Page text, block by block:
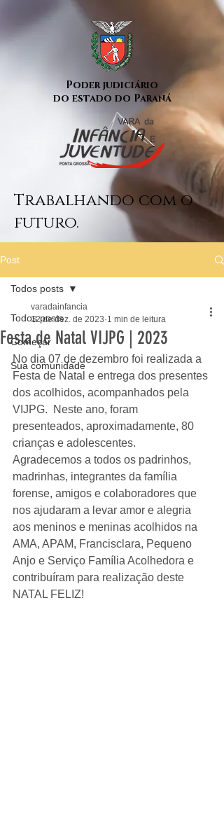
Poder judiciário
do estado do Paraná
Trabalhando com o
futuro.
Post
Todos posts
Começar
Sua comunidade
Todos posts
Festa de Natal VIJPG | 2023
varadainfancia
12 de dez. de 2023 1 min de leitura
No dia 07 de dezembro foi realizada a
Festa de Natal e entrega dos presentes
dos acolhidos, acompanhados pela
VIJPG.  Neste ano, foram
presenteados, aproximadamente, 80
crianças e adolescentes.
Agradecemos a todos os padrinhos,
madrinhas, integrantes da família
forense, amigos e colaboradores que
nos ajudaram a levar amor e alegria
aos meninos e meninas acolhidos na
AMA, APAM, Francisclara, Pequeno
Anjo e Serviço Família Acolhedora e
contribuíram para realização deste
NATAL FELIZ!